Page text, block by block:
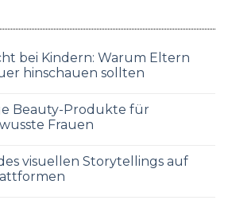
bei Kindern: Warum Eltern
hinschauen sollten
Beauty-Produkte für
Frauen
visuellen Storytellings auf